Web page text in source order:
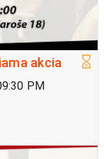
akcia
PM